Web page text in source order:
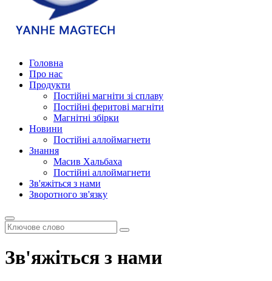
Головна
Про нас
Продукти
Постійні магніти зі сплаву
Постійні феритові магніти
Магнітні збірки
Новини
Постійні аллоймагнети
Знання
Масив Хальбаха
Постійні аллоймагнети
Зв'яжіться з нами
Зворотного зв'язку
Зв'яжіться з нами